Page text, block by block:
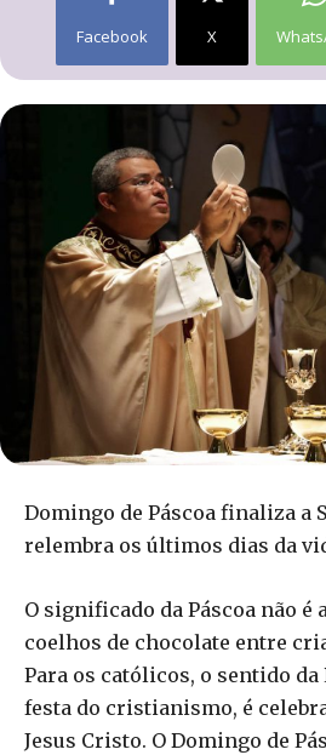
Facebook X
Domingo de Páscoa finaliza a
relembra os últimos dias da
O significado da Páscoa não é
coelhos de chocolate entre
Para os católicos, o sentido
festa do cristianismo, é
Jesus Cristo. O Domingo de